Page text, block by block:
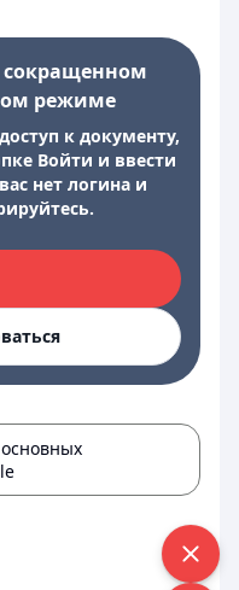
сокращенном
режиме
к документу,
Войти и ввести
нет логина и